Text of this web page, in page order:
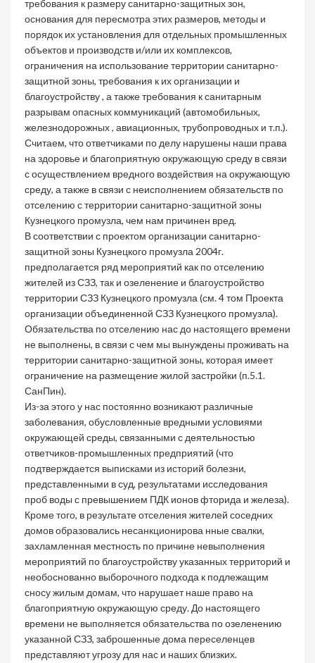
требования к размеру санитарно-защитных зон,
основания для пересмотра этих размеров, методы и
порядок их установления для отдельных промышленных
объектов и производств и/или их комплексов,
ограничения на использование территории санитарно-
защитной зоны, требования к их организации и
благоустройству , а также требования к санитарным
разрывам опасных коммуникаций (автомобильных,
железнодорожных , авиационных, трубопроводных и т.п.).
Считаем, что ответчиками по делу нарушены наши права
на здоровье и благоприятную окружающую среду в связи
с осуществлением вредного воздействия на окружающую
среду, а также в связи с неисполнением обязательств по
отселению с территории санитарно-защитной зоны
Кузнецкого промузла, чем нам причинен вред.
В соответствии с проектом организации санитарно-
защитной зоны Кузнецкого промузла 2004г.
предполагается ряд мероприятий как по отселению
жителей из СЗЗ, так и озеленение и благоустройство
территории СЗЗ Кузнецкого промузла (см. 4 том Проекта
организации объединенной СЗЗ Кузнецкого промузла).
Обязательства по отселению нас до настоящего времени
не выполнены, в связи с чем мы вынуждены проживать на
территории санитарно-защитной зоны, которая имеет
ограничение на размещение жилой застройки (п.5.1.
СанПин).
Из-за этого у нас постоянно возникают различные
заболевания, обусловленные вредными условиями
окружающей среды, связанными с деятельностью
ответчиков-промышленных предприятий (что
подтверждается выписками из историй болезни,
представленными в суд, результатами исследования
проб воды с превышением ПДК ионов фторида и железа).
Кроме того, в результате отселения жителей соседних
домов образовались несанкционирова нные свалки,
захламленная местность по причине невыполнения
мероприятий по благоустройству указанных территорий и
необоснованно выборочного подхода к подлежащим
сносу жилым домам, что нарушает наше право на
благоприятную окружающую среду. До настоящего
времени не выполняется обязательства по озеленению
указанной СЗЗ, заброшенные дома переселенцев
представляют угрозу для нас и наших близких.